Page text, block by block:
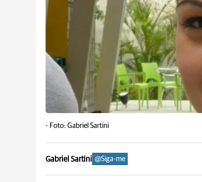
- Foto: Gabriel Sartini
Gabriel Sartini @Siga-me